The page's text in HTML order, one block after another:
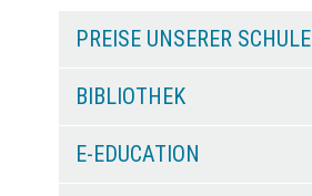
PREISE UNSERER SCHULE
BIBLIOTHEK
E-EDUCATION